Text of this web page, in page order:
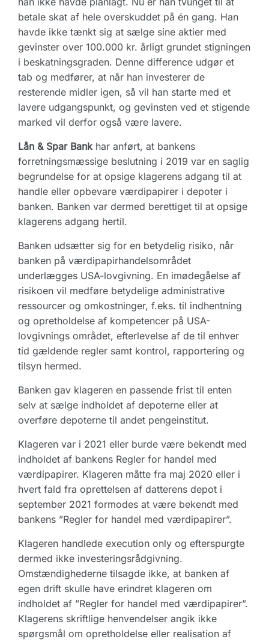
betale skat af hele overskuddet på én gang. Han
havde ikke tænkt sig at sælge sine aktier med
gevinster over 100.000 kr. årligt grundet stigningen
i beskatningsgraden. Denne difference udgør et
tab og medfører, at når han investerer de
resterende midler igen, så vil han starte med et
lavere udgangspunkt, og gevinsten ved et stigende
marked vil derfor også være lavere.
Lån & Spar Bankhar anført, at bankens
forretningsmæssige beslutning i 2019 var en saglig
begrundelse for at opsige klagerens adgang til at
handle eller opbevare værdipapirer i depoter i
banken. Banken var dermed berettiget til at opsige
klagerens adgang hertil.
Banken udsætter sig for en betydelig risiko, når
banken på værdipapirhandelsområdet
underlægges USA-lovgivning. En imødegåelse af
risikoen vil medføre betydelige administrative
ressourcer og omkostninger, f.eks. til indhentning
og opretholdelse af kompetencer på USA-
lovgivnings området, efterlevelse af de til enhver
tid gældende regler samt kontrol, rapportering og
tilsyn hermed.
Banken gav klageren en passende frist til enten
selv at sælge indholdet af depoterne eller at
overføre depoterne til andet pengeinstitut.
Klageren var i 2021 eller burde være bekendt med
indholdet af bankens Regler for handel med
værdipapirer. Klageren måtte fra maj 2020 eller i
hvert fald fra oprettelsen af datterens depot i
september 2021 formodes at være bekendt med
bankens ”Regler for handel med værdipapirer”.
Klageren handlede execution only og efterspurgte
dermed ikke investeringsrådgivning.
Omstændighederne tilsagde ikke, at banken af
egen drift skulle have erindret klageren om
indholdet af ”Regler for handel med værdipapirer”.
Klagerens skriftlige henvendelser angik ikke
spørgsmål om opretholdelse eller realisation af